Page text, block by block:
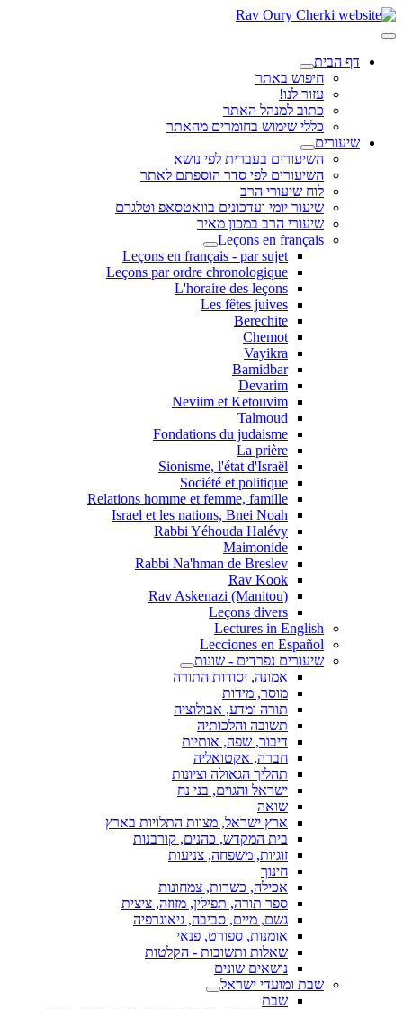
דף הבית
חיפוש באתר
עזור לנו!
כתוב למנהל האתר
כללי שימוש בחומרים מהאתר
שיעורים
השיעורים בעברית לפי נושא
השיעורים לפי סדר הוספתם לאתר
לוח שיעורי הרב
שיעור יומי ועדכונים בוואטסאפ וטלגרם
שיעורי הרב במכון מאיר
Leçons en français
Leçons en français - par sujet
Leçons par ordre chronologique
L'horaire des leçons
Les fêtes juives
Berechite
Chemot
Vayikra
Bamidbar
Devarim
Neviim et Ketouvim
Talmoud
Fondations du judaisme
La prière
Sionisme, l'état d'Israël
Société et politique
Relations homme et femme, famille
Israel et les nations, Bnei Noah
Rabbi Yéhouda Halévy
Maimonide
Rabbi Na'hman de Breslev
Rav Kook
(Rav Askenazi (Manitou
Leçons divers
Lectures in English
Lecciones en Español
שיעורים נפרדים - שונות
אמונה, יסודות התורה
מוסר, מידות
תורה ומדע, אבולוציה
תשובה והלכותיה
דיבור, שפה, אותיות
חברה, אקטואליה
תהליך הגאולה וציונות
ישראל והגוים, בני נח
שואה
ארץ ישראל, מצוות התלויות בארץ
בית המקדש, כהנים, קורבנות
זוגיות, משפחה, צניעות
חינוך
אכילה, כשרות, צמחונות
ספר תורה, תפילין, מזוזה, ציצית
גשם, מיים, סביבה, גיאוגרפיה
אומנות, ספורט, פנאי
שאלות ותשובות - הקלטות
נושאים שונים
שבת ומועדי ישראל
שבת